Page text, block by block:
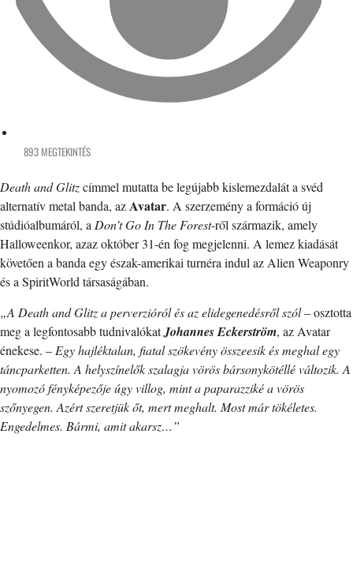
893 MEGTEKINTÉS
Death and Glitzcímmel mutatta be legújabb kislemezdalát a svéd
alternatív metal banda, azAvatar. A szerzemény a formáció új
stúdióalbumáról, a Don’t Go In The Forest-ről származik, amely
Halloweenkor, azaz október 31-én fog megjelenni. A lemez kiadását
követően a banda egy észak-amerikai turnéra indul az Alien Weaponry
és a SpiritWorld társaságában.
„A Death and Glitz a perverzióról és az elidegenedésről szól– osztotta
meg a legfontosabb tudnivalókatJohannes Eckerström, az Avatar
énekese. – Egy hajléktalan, fiatal szökevény összeesik és meghal egy
táncparketten. A helyszínelők szalagja vörös bársonykötéllé változik. A
nyomozó fényképezője úgy villog, mint a paparazziké a vörös
szőnyegen. Azért szeretjük őt, mert meghalt. Most már tökéletes.
Engedelmes. Bármi, amit akarsz…”